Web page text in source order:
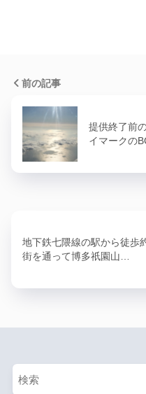
前の記事
提供終了前
イマークの
地下鉄七隈線の駅から徒歩
街を通って博多祇園山…